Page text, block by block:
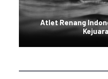
Atlet Renang